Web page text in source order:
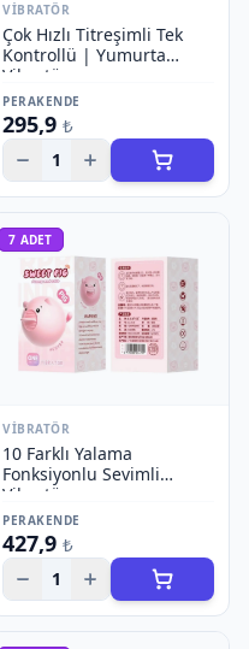
VIBRATÖR
Çok Hızlı Titreşimli Tek
Kontrollü | Yumurta
Vibratör
PERAKENDE
295,9 ₺
1
7 ADET
VIBRATÖR
10 Farklı Yalama
Fonksiyonlu Sevimli
Vibratör
PERAKENDE
427,9 ₺
1